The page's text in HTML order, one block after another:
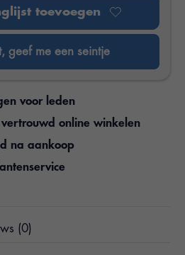
toevoegen
geef me een seintje
voor leden
online winkelen
na aankoop
(0)